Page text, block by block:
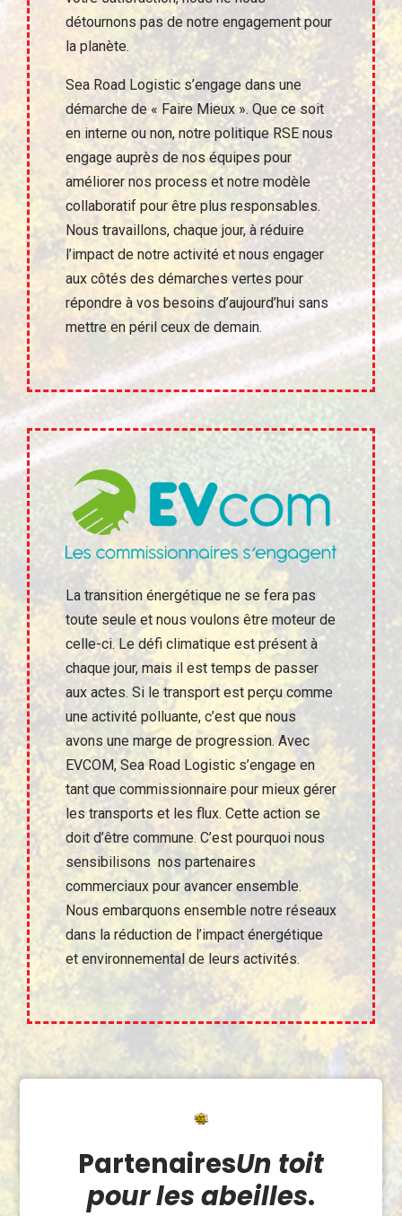
détournons pas de notre engagement pour
la planète.
Sea Road Logistic s’engage dans une
démarche de « Faire Mieux ». Que ce soit
en interne ou non, notre politique RSE nous
engage auprès de nos équipes pour
améliorer nos process et notre modèle
collaboratif pour être plus responsables.
Nous travaillons, chaque jour, à réduire
l’impact de notre activité et nous engager
aux côtés des démarches vertes pour
répondre à vos besoins d’aujourd’hui sans
mettre en péril ceux de demain.
La transition énergétique ne se fera pas
toute seule et nous voulons être moteur de
celle-ci. Le défi climatique est présent à
chaque jour, mais il est temps de passer
aux actes. Si le transport est perçu comme
une activité polluante, c’est que nous
avons une marge de progression. Avec
EVCOM, Sea Road Logistic s’engage en
tant que commissionnaire pour mieux gérer
les transports et les flux. Cette action se
doit d’être commune. C’est pourquoi nous
sensibilisons nos partenaires
commerciaux pour avancer ensemble.
Nous embarquons ensemble notre réseaux
dans la réduction de l’impact énergétique
et environnemental de leurs activités.
PartenairesUn toit
pour les abeilles.